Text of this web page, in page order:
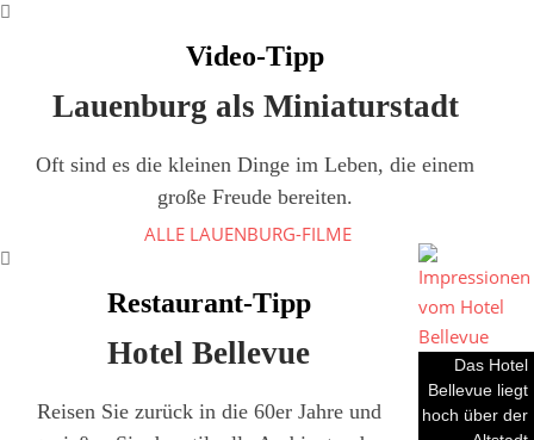
Video-Tipp
Lauenburg als Miniaturstadt
Oft sind es die kleinen Dinge im Leben, die einem
große Freude bereiten.
ALLE LAUENBURG-FILME
Restaurant-Tipp
Hotel Bellevue
Reisen Sie zurück in die 60er Jahre und
Das Hotel
Bellevue liegt
hoch über der